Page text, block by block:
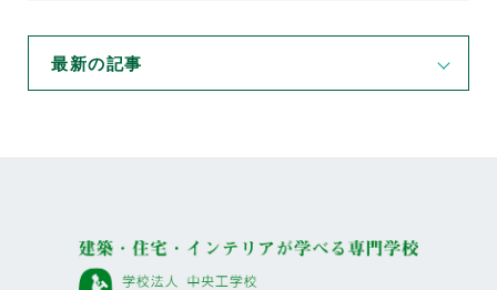
最新の記事